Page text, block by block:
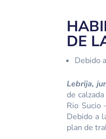
DE
Debido
Lebrija,
de
Rio Sucio
Debido a
plan de